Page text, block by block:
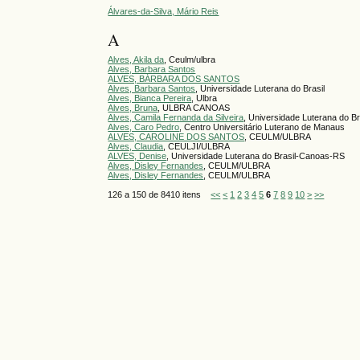
Álvares-da-Silva, Mário Reis
A
Alves, Akila da , Ceulm/ulbra
Alves, Barbara Santos
ALVES, BÁRBARA DOS SANTOS
Alves, Barbara Santos , Universidade Luterana do Brasil
Alves, Bianca Pereira , Ulbra
Alves, Bruna , ULBRA CANOAS
Alves, Camila Fernanda da Silveira , Universidade Luterana do
Alves, Caro Pedro , Centro Universitário Luterano de Manaus
ALVES, CAROLINE DOS SANTOS , CEULM/ULBRA
Alves, Claudia , CEULJI/ULBRA
ALVES, Denise , Universidade Luterana do Brasil-Canoas-RS
Alves, Disley Fernandes , CEULM/ULBRA
Alves, Disley Fernandes , CEULM/ULBRA
126 a 150 de 8410 itens<< < 1 2 3 4 5 6 7 8 9 10 > >>